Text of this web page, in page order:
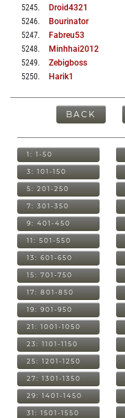
5245. Droid4321
5246. Bourinator
5247. Fabreu53
5248. Minhhai2012
5249. Zebigboss
5250. Harik1
BACK
1: 1-50
3: 101-150
5: 201-250
7: 301-350
9: 401-450
11: 501-550
13: 601-650
15: 701-750
17: 801-850
19: 901-950
21: 1001-1050
23: 1101-1150
25: 1201-1250
27: 1301-1350
29: 1401-1450
31: 1501-1550